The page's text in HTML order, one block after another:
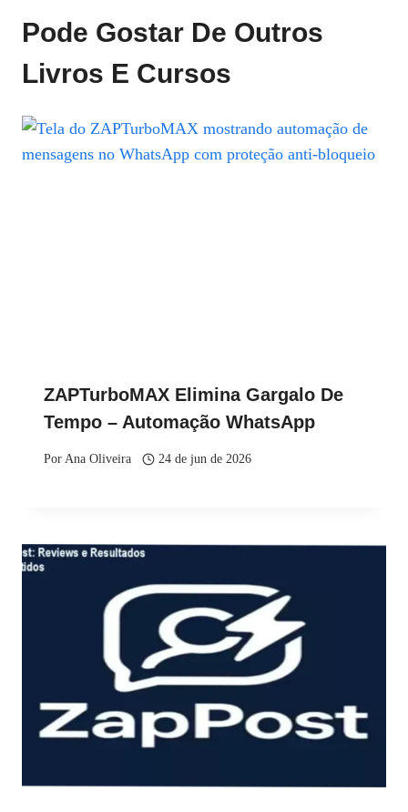
Pode Gostar De Outros
Livros E Cursos
ZAPTurboMAX Elimina Gargalo De
Tempo – Automação WhatsApp
PorAna Oliveira 24 de jun de 2026